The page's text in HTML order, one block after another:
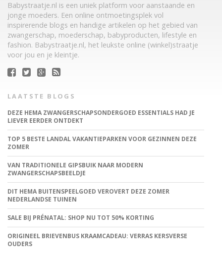
Babystraatje.nl is een uniek platform voor aanstaande en
jonge moeders. Een online ontmoetingsplek vol
inspirerende blogs en handige artikelen op het gebied van
zwangerschap, moederschap, babyproducten, lifestyle en
fashion. Babystraatje.nl, het leukste online (winkel)straatje
voor jou en je kleintje.
LAATSTE BLOGS
DEZE HEMA ZWANGERSCHAPSONDERGOED ESSENTIALS HAD JE
LIEVER EERDER ONTDEKT
TOP 5 BESTE LANDAL VAKANTIEPARKEN VOOR GEZINNEN DEZE
ZOMER
VAN TRADITIONELE GIPSBUIK NAAR MODERN
ZWANGERSCHAPSBEELDJE
DIT HEMA BUITENSPEELGOED VEROVERT DEZE ZOMER
NEDERLANDSE TUINEN
SALE BIJ PRÉNATAL: SHOP NU TOT 50% KORTING
ORIGINEEL BRIEVENBUS KRAAMCADEAU: VERRAS KERSVERSE
OUDERS